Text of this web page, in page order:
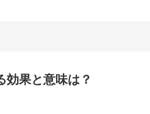
効果と意味は？